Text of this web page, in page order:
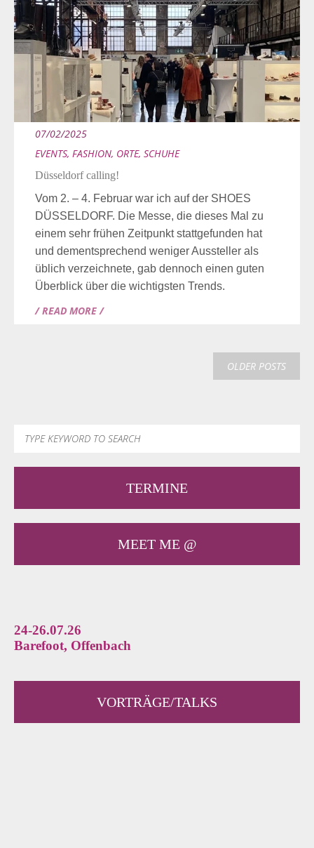
07/02/2025
EVENTS, FASHION, ORTE, SCHUHE
Düsseldorf calling!
Vom 2. – 4. Februar war ich auf der SHOES
DÜSSELDORF. Die Messe, die dieses Mal zu
einem sehr frühen Zeitpunkt stattgefunden hat
und dementsprechend weniger Aussteller als
üblich verzeichnete, gab dennoch einen guten
Überblick über die wichtigsten Trends.
/ READ MORE /
OLDER POSTS
TERMINE
MEET ME @
24-26.07.26
Barefoot, Offenbach
VORTRÄGE/TALKS